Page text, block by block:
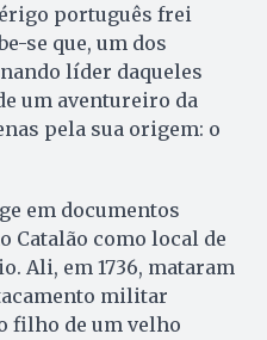
português frei
se que, um dos
líder daqueles
um aventureiro da
pela sua origem: o
em documentos
Catalão como local de
Ali, em 1736, mataram
militar
filho de um velho